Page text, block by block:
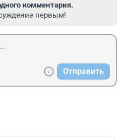
комментария.
первым!
Отправить